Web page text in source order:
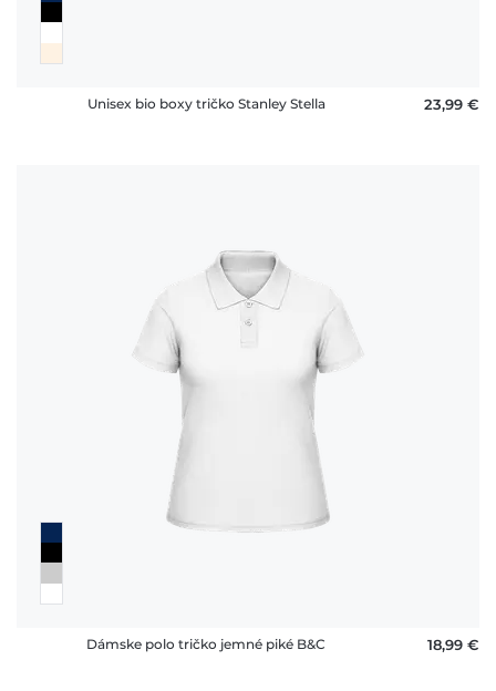
Unisex bio boxy tričko Stanley Stella 23,99 €
Dámske polo tričko jemné piké B&C 18,99 €